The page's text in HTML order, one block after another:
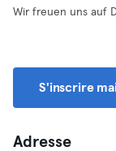
Wir freuen uns auf
S'inscrire
Adresse